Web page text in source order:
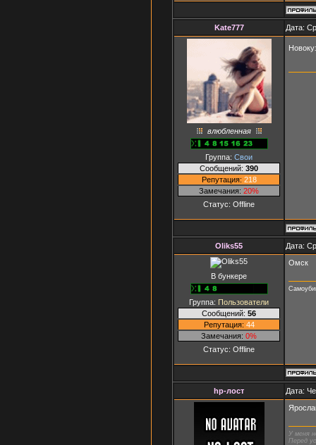
Kate777 Дата:
влюбленная
Группа: Свои
Сообщений: 390
Репутация: 218
Замечания: 20%
Статус: Offline
Oliks55 Дата:
В бункере
Группа: Пользователи
Сообщений: 56
Репутация: 44
Замечания: 0%
Статус: Offline
Омск
hp-лост Дата:
У меня
Перед